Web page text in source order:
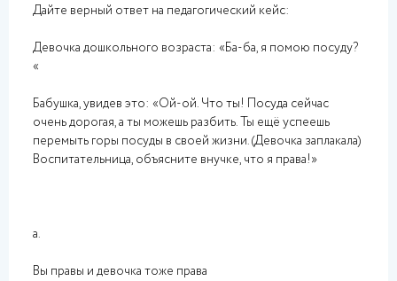
Дайте верный ответ на педагогический кейс:
Девочка дошкольного возраста: «Ба-ба, я помою посуду?
«
Бабушка, увидев это: «Ой-ой. Что ты! Посуда сейчас
очень дорогая, а ты можешь разбить. Ты ещё успеешь
перемыть горы посуды в своей жизни. (Девочка заплакала)
Воспитательница, объясните внучке, что я права!»
a.
Вы правы и девочка тоже права